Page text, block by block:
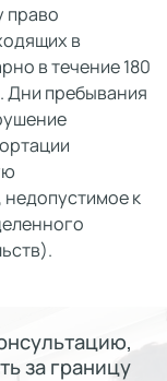
право
в
в течение 180
Дни пребывания
к
за границу